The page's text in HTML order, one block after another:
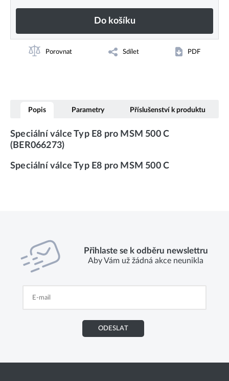
Do košíku
Porovnat Sdílet PDF
Popis Parametry Příslušenství k produktu
Speciální válce Typ E8 pro MSM 500 C
(BER066273)
Speciální válce Typ E8 pro MSM 500 C
Přihlaste se k odběru newslettru
Aby Vám už žádná akce neunikla
ODESLAT